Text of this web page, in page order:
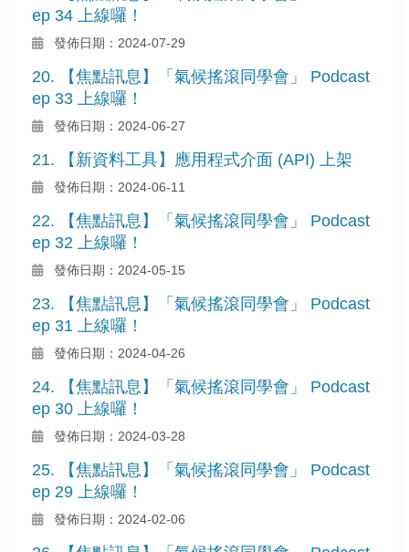
ep 34 上線囉！
發佈日期：2024-07-29
20. 【焦點訊息】「氣候搖滾同學會」 Podcast
ep 33 上線囉！
發佈日期：2024-06-27
21. 【新資料工具】應用程式介面 (API) 上架
發佈日期：2024-06-11
22. 【焦點訊息】「氣候搖滾同學會」 Podcast
ep 32 上線囉！
發佈日期：2024-05-15
23. 【焦點訊息】「氣候搖滾同學會」 Podcast
ep 31 上線囉！
發佈日期：2024-04-26
24. 【焦點訊息】「氣候搖滾同學會」 Podcast
ep 30 上線囉！
發佈日期：2024-03-28
25. 【焦點訊息】「氣候搖滾同學會」 Podcast
ep 29 上線囉！
發佈日期：2024-02-06